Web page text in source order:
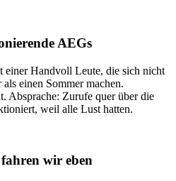
AEGs
einer Handvoll Leute, die sich nicht
einen Sommer machen.
Absprache: Zurufe quer über die
weil alle Lust hatten.
wir eben